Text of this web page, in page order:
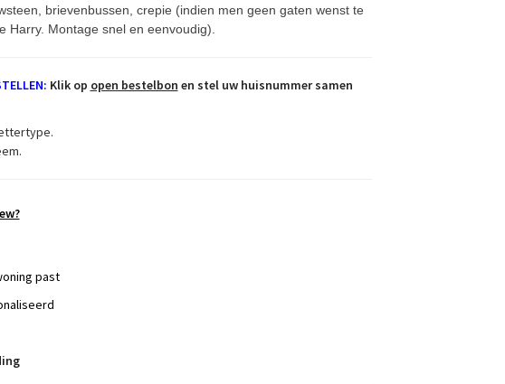
brievenbussen, crepie (indien men geen gaten wenst te
Harry. Montage snel en eenvoudig).
Klik op open bestelbon en stel uw huisnummer samen
past